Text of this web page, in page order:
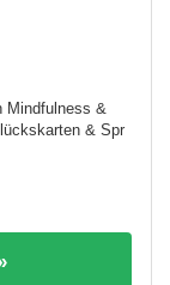
Mindfulness &
& Spr